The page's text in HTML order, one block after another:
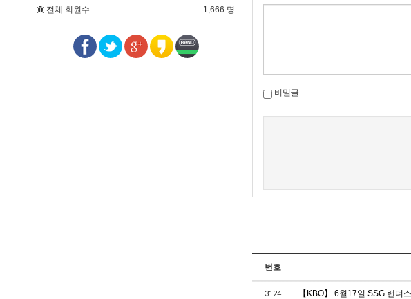
비밀글
번호
3124 【KBO】 6월17일 SSG 랜더
전체 회원수
1,666 명